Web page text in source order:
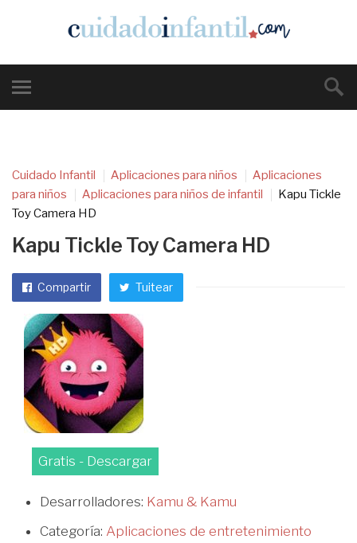
Cuidado Infantil Aplicaciones para niños
Aplicaciones
para niños
Aplicaciones para niños de infantil
Kapu Tickle
Toy Camera HD
Kapu Tickle Toy Camera HD
Compartir Tuitear
Gratis - Descargar
Desarrolladores: Kamu & Kamu
Categoría: Aplicaciones de entretenimiento